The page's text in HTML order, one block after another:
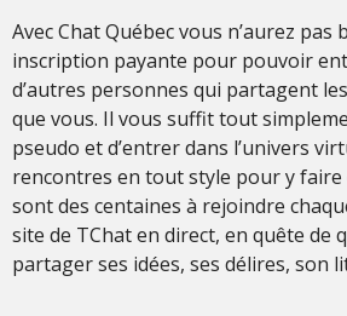
Avec Chat Québec vous n’aurez pas
inscription payante pour pouvoir
d’autres personnes qui partagent
que vous. Il vous suffit tout
pseudo et d’entrer dans l’univers
rencontres en tout style pour y faire
sont des centaines à rejoindre
site de TChat en direct, en quête de
partager ses idées, ses délires, son